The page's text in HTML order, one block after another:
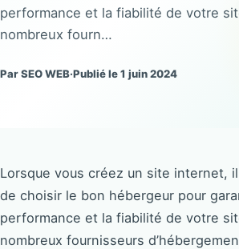
performance et la fiabilité de votre
nombreux fourn…
Par SEO WEB·Publié le 1 juin 2024
Lorsque vous créez un site internet,
de choisir le bon hébergeur pour
performance et la fiabilité de votre
nombreux fournisseurs